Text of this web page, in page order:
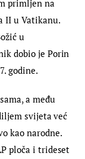
primljen na
II u Vatikanu.
u
dobio je Porin
godine.
a među
svijeta već
kao narodne.
ploča i trideset